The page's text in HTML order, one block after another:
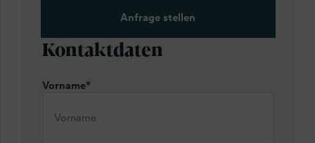
Anfrage stellen
Kontaktdaten
Vorname*